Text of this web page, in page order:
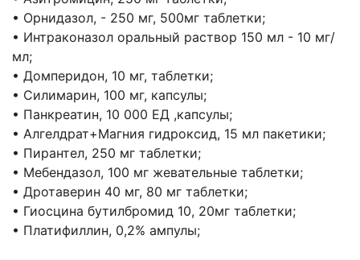
• Орнидазол, - 250 мг, 500мг таблетки;
• Интраконазол оральный раствор 150 мл - 10 мг/
мл;
• Домперидон, 10 мг, таблетки;
• Силимарин, 100 мг, капсулы;
• Панкреатин, 10 000 ЕД ,капсулы;
• Алгелдрат+Магния гидроксид, 15 мл пакетики;
• Пирантел, 250 мг таблетки;
• Мебендазол, 100 мг жевательные таблетки;
• Дротаверин 40 мг, 80 мг таблетки;
• Гиосцина бутилбромид 10, 20мг таблетки;
• Платифиллин, 0,2% ампулы;